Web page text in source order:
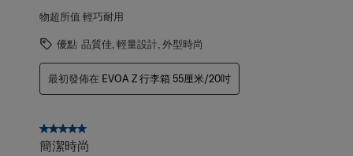
物超所值 輕巧耐用
優點 品質佳, 輕量設計, 外型時尚
最初發佈在 EVOA Z 行李箱 55厘米/20吋
5星，共5星。
簡潔時尚